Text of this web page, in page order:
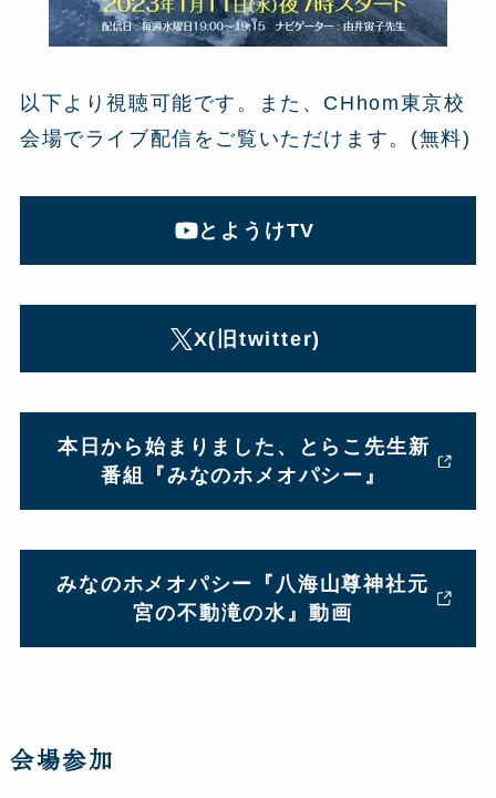
以下より視聴可能です。また、CHhom東京校
会場でライブ配信をご覧いただけます。(無料)
とようけTV
X(旧twitter)
本日から始まりました、とらこ先生新
番組『みなのホメオパシー』
みなのホメオパシー『八海山尊神社元
宮の不動滝の水』動画
会場参加